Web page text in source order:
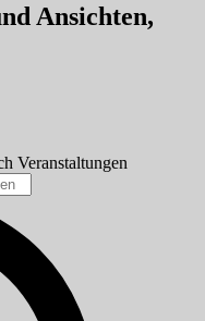
Ansichten,
Veranstaltungen